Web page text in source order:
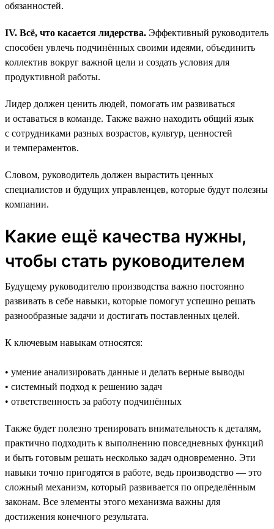
обязанностей.
IV. Всё, что касается лидерства. Эффективный руководитель
способен увлечь подчинённых своими идеями, объединить
коллектив вокруг важной цели и создать условия для
продуктивной работы.
Лидер должен ценить людей, помогать им развиваться
и оставаться в команде. Также важно находить общий язык
с сотрудниками разных возрастов, культур, ценностей
и темпераментов.
Словом, руководитель должен вырастить ценных
специалистов и будущих управленцев, которые будут полезны
компании.
Какие ещё качества нужны,
чтобы стать руководителем
Будущему руководителю производства важно постоянно
развивать в себе навыки, которые помогут успешно решать
разнообразные задачи и достигать поставленных целей.
К ключевым навыкам относятся:
• умение анализировать данные и делать верные выводы
• системный подход к решению задач
• ответственность за работу подчинённых
Также будет полезно тренировать внимательность к деталям,
практично подходить к выполнению повседневных функций
и быть готовым решать несколько задач одновременно. Эти
навыки точно пригодятся в работе, ведь производство — это
сложный механизм, который развивается по определённым
законам. Все элементы этого механизма важны для
достижения конечного результата.